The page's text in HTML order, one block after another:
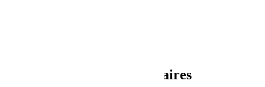
Informations complémentaires